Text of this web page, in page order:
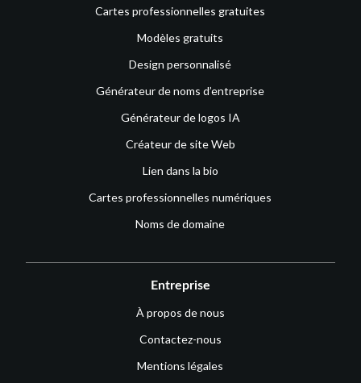
Cartes professionnelles gratuites
Modèles gratuits
Design personnalisé
Générateur de noms d’entreprise
Générateur de logos IA
Créateur de site Web
Lien dans la bio
Cartes professionnelles numériques
Noms de domaine
Entreprise
À propos de nous
Contactez-nous
Mentions légales